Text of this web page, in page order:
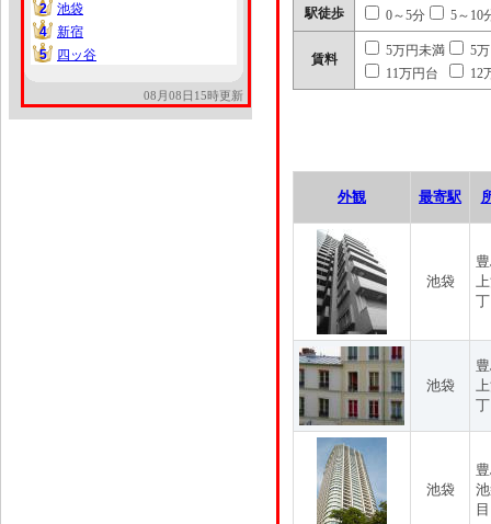
2
2
池袋
4
4
新宿
5
5 四ッ谷
08月08日15時更新
駅徒歩 0～5分 5～10
賃料
5万円未満
5
11万円台
12
外観 最寄駅
池袋
池袋
池袋
目